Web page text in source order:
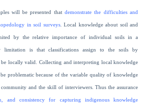
will be presented thatdemonstrate the difficulties and
in soil surveys. Local knowledge about soil and
by the relative importance of individual soils in a
limitation is that classifications assign to the soils by
locally valid. Collecting and interpreting local knowledge
problematic because of the variable quality of knowledge
and the skill of interviewers. Thus the assurance
and consistency for capturing indigenous knowledge